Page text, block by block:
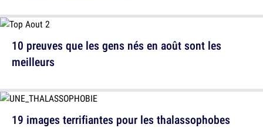
19 images terrifiantes pour les thalassophobes
10 preuves que les gens nés en août sont les
meilleurs